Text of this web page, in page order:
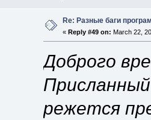
Re: Разные баги
« Reply #49 on: March 22,
Доброго
режется